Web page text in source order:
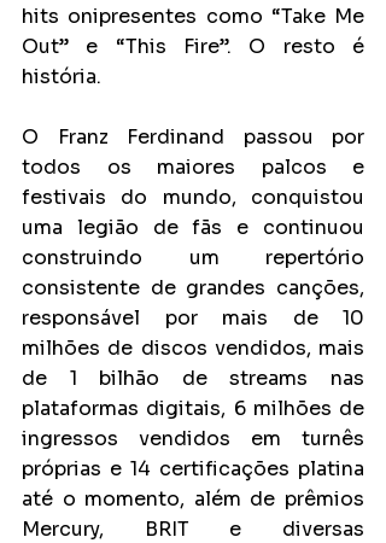
hits onipresentes como “Take Me
Out” e “This Fire”. O resto é
história.
O Franz Ferdinand passou por
todos os maiores palcos e
festivais do mundo, conquistou
uma legião de fãs e continuou
construindo um repertório
consistente de grandes canções,
responsável por mais de 10
milhões de discos vendidos, mais
de 1 bilhão de streams nas
plataformas digitais, 6 milhões de
ingressos vendidos em turnês
próprias e 14 certificações platina
até o momento, além de prêmios
Mercury, BRIT e diversas